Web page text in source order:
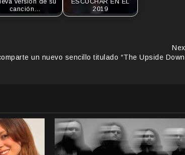
canción…
2019
un nuevo sencillo titulado “The Upside